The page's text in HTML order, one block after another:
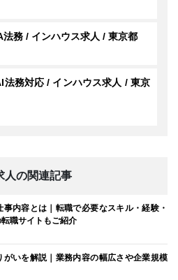
務 / インハウス求人 / 東京都
務対応 / インハウス求人 / 東京
人の関連記事
内容とは｜転職で必要なスキル・経験・
職サイトもご紹介
がいを解説｜業務内容の幅広さや企業規模